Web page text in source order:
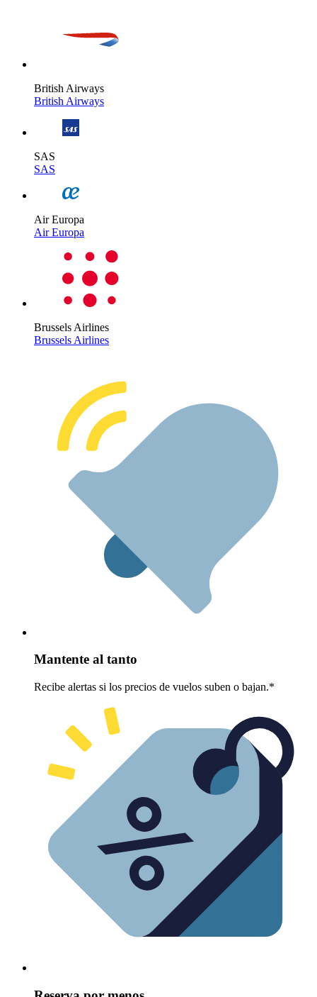
British Airways
British Airways
SAS
SAS
Air Europa
Air Europa
Brussels Airlines
Brussels Airlines
Mantente al tanto
Recibe alertas si los precios de vuelos suben o bajan.*